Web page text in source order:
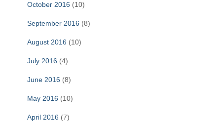
October 2016 (10)
September 2016 (8)
August 2016 (10)
July 2016 (4)
June 2016 (8)
May 2016 (10)
April 2016 (7)